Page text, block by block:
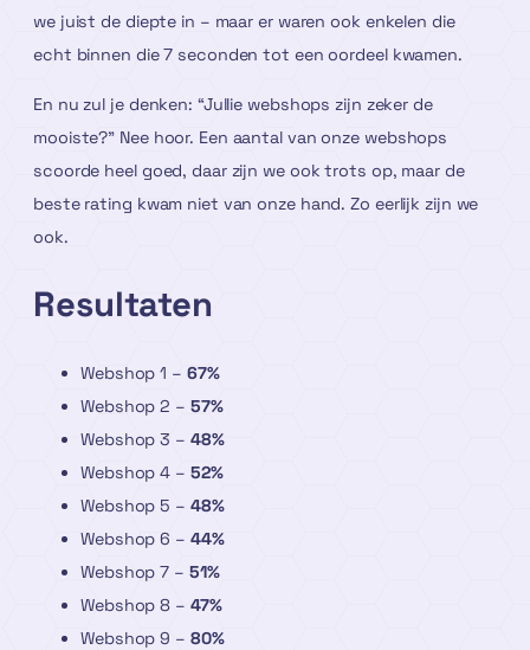
we juist de diepte in – maar er waren ook enkelen die
echt binnen die 7 seconden tot een oordeel kwamen.
En nu zul je denken: “Jullie webshops zijn zeker de
mooiste?” Nee hoor. Een aantal van onze webshops
scoorde heel goed, daar zijn we ook trots op, maar de
beste rating kwam niet van onze hand. Zo eerlijk zijn we
ook.
Resultaten
Webshop 1 – 67%
Webshop 2 – 57%
Webshop 3 – 48%
Webshop 4 – 52%
Webshop 5 – 48%
Webshop 6 – 44%
Webshop 7 – 51%
Webshop 8 – 47%
Webshop 9 – 80%